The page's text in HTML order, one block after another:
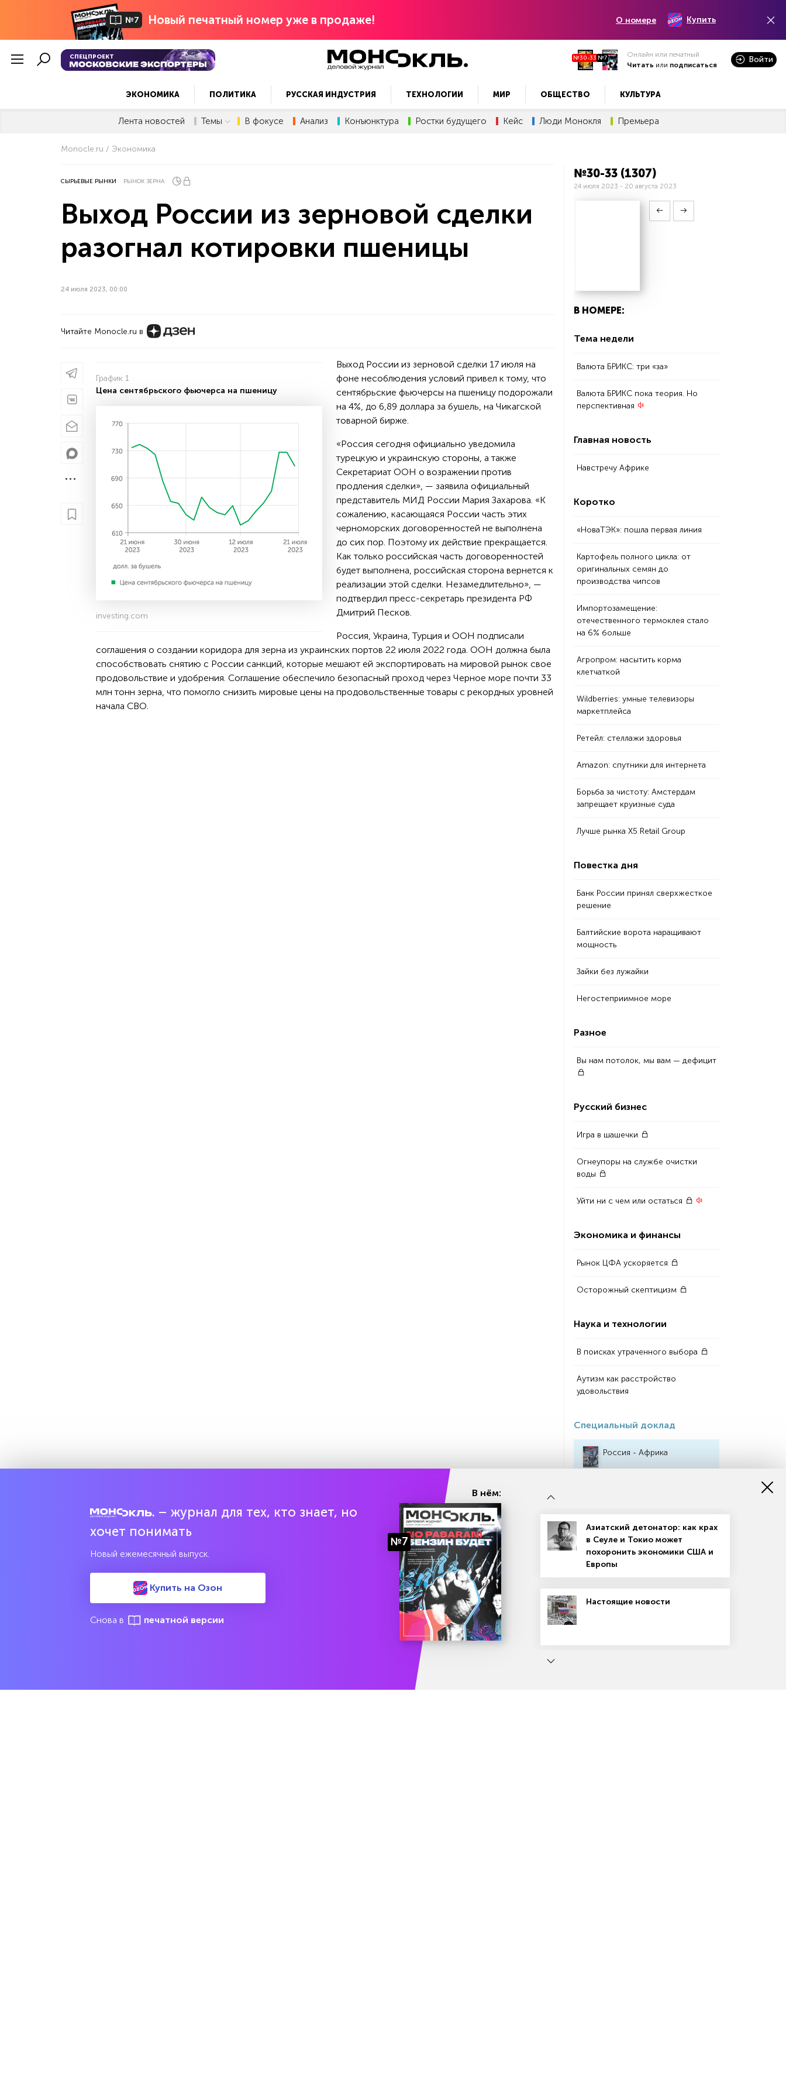
№7 Новый печатный номер уже в продаже! О номере Купить
СПЕЦПРОЕКТ №30-33 №7
Онлайн или печатный
Читать или подписаться
Войти
ЭКОНОМИКА ПОЛИТИКА РУССКАЯ ИНДУСТРИЯ ТЕХНОЛОГИИ МИР ОБЩЕСТВО КУЛЬТУРА
Лента новостей Темы В фокусе Анализ Конъюнктура Ростки будущего Кейс Люди Монокля Премьера
Monocle.ru Экономика
СЫРЬЕВЫЕ РЫНКИ РЫНОК ЗЕРНА
Выход России из зерновой сделки
разогнал котировки пшеницы
24 июля 2023, 00:00
Читайте Monocle.ru в
График 1
Цена сентябрьского фьючерса на пшеницу
investing.com
Выход России из зерновой сделки 17 июля на
фоне несоблюдения условий привел к тому, что
сентябрьские фьючерсы на пшеницу подорожали
на 4%, до 6,89 доллара за бушель, на Чикагской
товарной бирже.
«Россия сегодня официально уведомила
турецкую и украинскую стороны, а также
Секретариат ООН о возражении против
продления сделки», — заявила официальный
представитель МИД России Мария Захарова. «К
сожалению, касающаяся России часть этих
черноморских договоренностей не выполнена
до сих пор. Поэтому их действие прекращается.
Как только российская часть договоренностей
будет выполнена, российская сторона вернется к
реализации этой сделки. Незамедлительно», —
подтвердил пресс-секретарь президента РФ
Дмитрий Песков.
Россия, Украина, Турция и ООН подписали
соглашения о создании коридора для зерна из украинских портов 22 июля 2022 года. ООН должна была
способствовать снятию с России санкций, которые мешают ей экспортировать на мировой рынок свое
продовольствие и удобрения. Соглашение обеспечило безопасный проход через Черное море почти 33
млн тонн зерна, что помогло снизить мировые цены на продовольственные товары с рекордных уровней
начала СВО.
№30-33 (1307)
24 июля 2023 - 20 августа 2023
В НОМЕРЕ:
Тема недели
Валюта БРИКС: три «за»
Валюта БРИКС пока теория. Но
перспективная
Главная новость
Навстречу Африке
Коротко
«НоваТЭК»: пошла первая линия
Картофель полного цикла: от
оригинальных семян до
производства чипсов
Импортозамещение:
отечественного термоклея стало
на 6% больше
Агропром: насытить корма
клетчаткой
Wildberries: умные телевизоры
маркетплейса
Ретейл: стеллажи здоровья
Amazon: спутники для интернета
Борьба за чистоту: Амстердам
запрещает круизные суда
Лучше рынка X5 Retail Group
Повестка дня
Банк России принял сверхжесткое
решение
Балтийские ворота наращивают
мощность
Зайки без лужайки
Негостеприимное море
Разное
Вы нам потолок, мы вам — дефицит
Русский бизнес
Игра в шашечки
Огнеупоры на службе очистки
воды
Уйти ни с чем или остаться
Экономика и финансы
Рынок ЦФА ускоряется
Осторожный скептицизм
Наука и технологии
В поисках утраченного выбора
Аутизм как расстройство
удовольствия
Специальный доклад
Россия - Африка
«Тинькофф» стойко перенес
санкционный удар
Мемные акции угрожают
Гособлигации падают на фоне
Месяц подписки бесплатно
– журнал для тех, кто знает, но
хочет понимать
Новый ежемесячный выпуск.
Купить на Озон
Снова в печатной версии
В нём:
№7
Азиатский детонатор: как крах
в Сеуле и Токио может
похоронить экономики США и
Европы
Настоящие новости